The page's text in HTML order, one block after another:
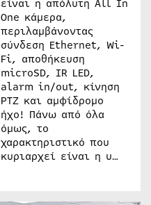
είναι η απόλυτη All In
One κάμερα,
περιλαμβάνοντας
σύνδεση Ethernet, Wi-
Fi, αποθήκευση
microSD, IR LED,
alarm in/out, κίνηση
PTZ και αμφίδρομο
ήχο! Πάνω από όλα
όμως, το
χαρακτηριστικό που
κυριαρχεί είναι η υ…